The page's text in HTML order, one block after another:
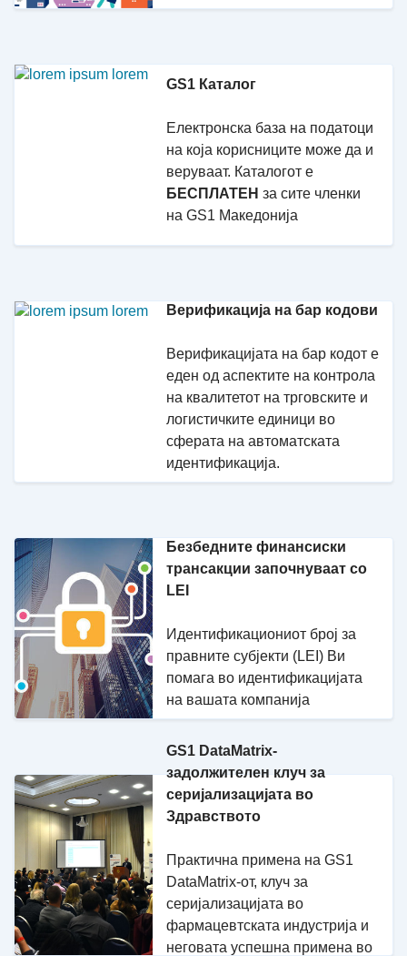
GS1 Каталог
Електронска база на податоци
на која корисниците може да и
веруваат. Каталогот е
БЕСПЛАТЕН за сите членки
на GS1 Македонија
Верификација на бар кодови
Верификацијата на бар кодот е
еден од аспектите на контрола
на квалитетот на трговските и
логистичките единици во
сферата на автоматската
идентификација.
Безбедните финансиски
трансакции започнуваат со
LEI
Идентификациониот број за
правните субјекти (LEI) Ви
помага во идентификацијата
на вашата компанија
GS1 DataMatrix-
задолжителен клуч за
серијализацијата во
Здравството
Практична примена на GS1
DataMatrix-от, клуч за
серијализацијата во
фармацевтската индустрија и
неговата успешна примена во